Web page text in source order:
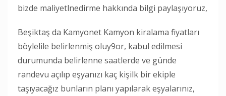
bizde maliyetlnedirme hakkında bilgi paylaşıyoruz,
Beşiktaş da Kamyonet Kamyon kiralama fiyatları
böylelile belirlenmiş oluy9or, kabul edilmesi
durumunda belirlenne saatlerde ve günde
randevu açılıp eşyanızı kaç kişilk bir ekiple
taşıyacağız bunların planı yapılarak eşyalarınız,